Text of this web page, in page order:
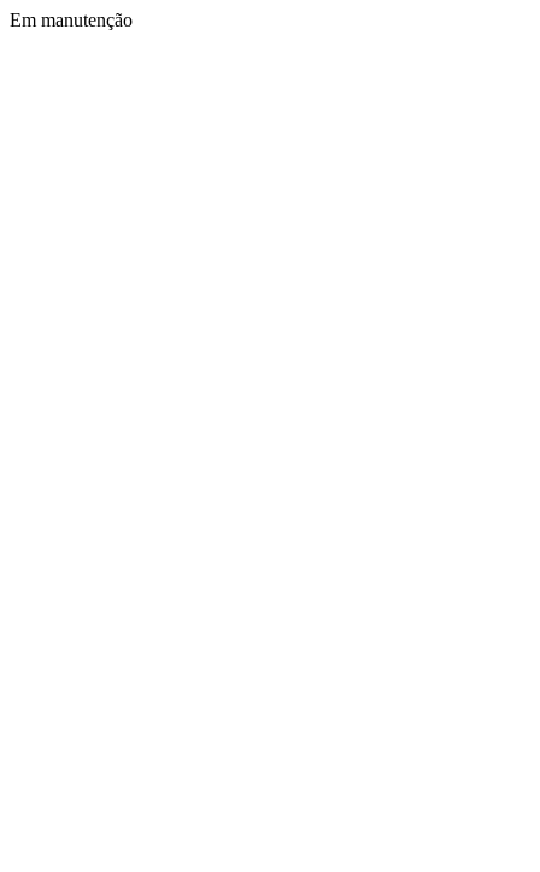
Em manutenção